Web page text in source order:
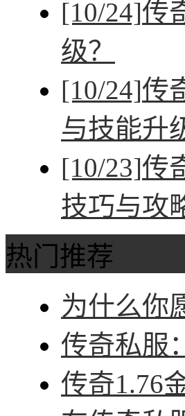
[10/24]传
级？
[10/24]传
与技能升
[10/23]传
技巧与攻
热门推荐
为什么你
传奇私服
传奇1.76